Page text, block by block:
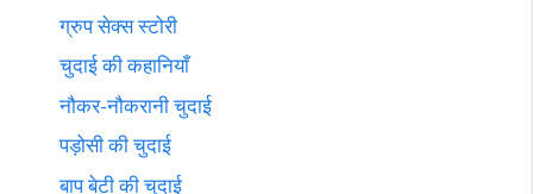
ग्रुप सेक्स स्टोरी
चुदाई की कहानियाँ
नौकर-नौकरानी चुदाई
पड़ोसी की चुदाई
बाप बेटी की चुदाई